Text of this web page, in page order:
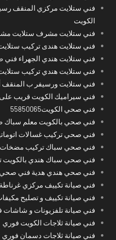
الكويت
فني ستلايت مشرف ستلايت
فني ستلايت هندى تركيب
فني ستلايت هندي الجهراء فني
فني ستلايت هندي تركيب
فني ستلايت ورسيفر ب المنقف
فني سيراميك الكويت قريب
فني صحي الكويت55850065
فني صحي بالكويت معلم سباك
فني صحي تركيب غسالات
فني صحي سباك تركيب مضخات
فني صحي سباك هندي
فني صحي هندي هدية فني صحي
فني صيانة تكييف مركزي غرناطة
فني صيانة تكييف و تصليح
فني صيانة تلفزيونات و شاشات
فني صيانة ثلاجات الكويت فوري
فني صيانة ثلاجات دسمان فوري